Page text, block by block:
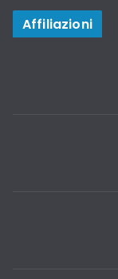
Affiliazioni